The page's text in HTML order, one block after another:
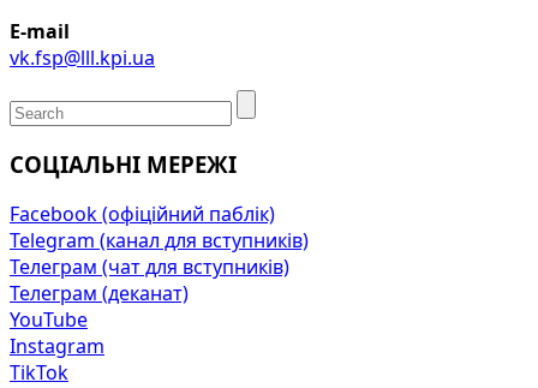
E-mail
vk.fsp@lll.kpi.ua
СОЦІАЛЬНІ МЕРЕЖІ
Facebook (офіційний паблік)
Telegram (канал для вступників)
Телеграм (чат для вступників)
Телеграм (деканат)
YouTube
Instagram
TikTok